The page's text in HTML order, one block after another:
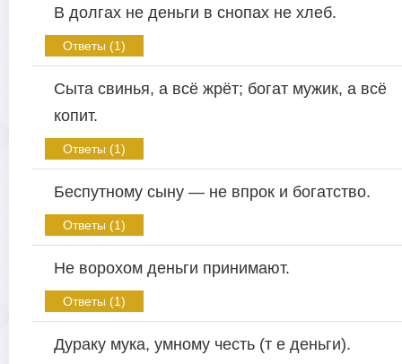
В долгах не деньги в снопах не хлеб.
Ответы (1)
Сыта свинья, а всё жрёт; богат мужик, а всё
копит.
Ответы (1)
Беспутному сыну — не впрок и богатство.
Ответы (1)
Не ворохом деньги принимают.
Ответы (1)
Дураку мука, умному честь (т е деньги).